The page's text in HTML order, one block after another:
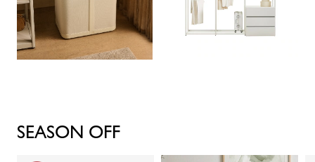
SEASON OFF